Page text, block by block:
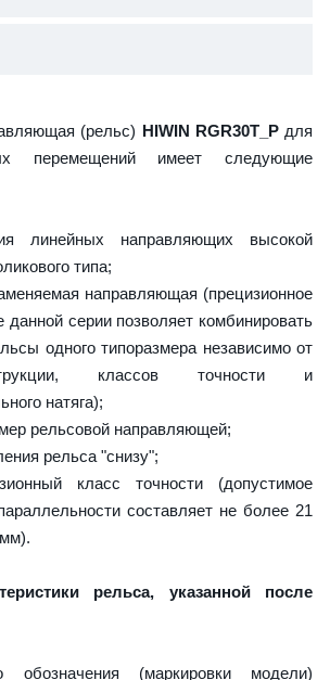
(рельс) HIWIN RGR30T_Pдля
перемещений имеет следующие
линейных направляющих высокой
типа;
направляющая (прецизионное
данной серии позволяет комбинировать
одного типоразмера независимо от
классов точности и
натяга);
рельсовой направляющей;
рельса "снизу";
класс точности (допустимое
составляет не более 21
рельса, указанной после
обозначения (маркировки модели)